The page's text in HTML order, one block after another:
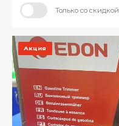
Только со скидкой
Акция